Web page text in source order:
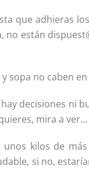
que adhieras
están
sopa no caben en
decisiones ni
mira a ver…
kilos de
si no,